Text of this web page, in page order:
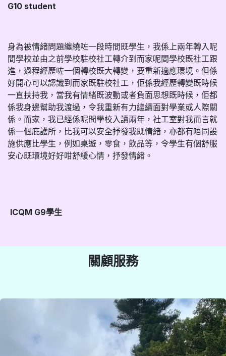
G10 student
身為被情緒問題纏繞咗一段時間既學生，我係上兩年轉入呢
間學校並由之前學校駐校社工轉介到而家呢間學校既社工跟
進，過程經歷咗一個轉校既大轉變，要重新適應環境。但係
好開心可以認識到而家既駐校社工，佢係我經歷轉變既時候
一直扶持我，當我有情緒既波動或者負面思想既時候，佢都
係我身邊幫助我渡過，令我重新有力繼續面對學業或人際關
係。而家，我已經係呢間學校入讀兩年，社工室對我而言就
係一個庇護所，比我可以安全抒發我既情緒，亦都有唔同設
施供應比學生，例如桌遊，零食，飲品等，令學生有個舒服
安心既環境好好咁舒緩心情，抒發情緒。
ICQM G9學生
關顧服務